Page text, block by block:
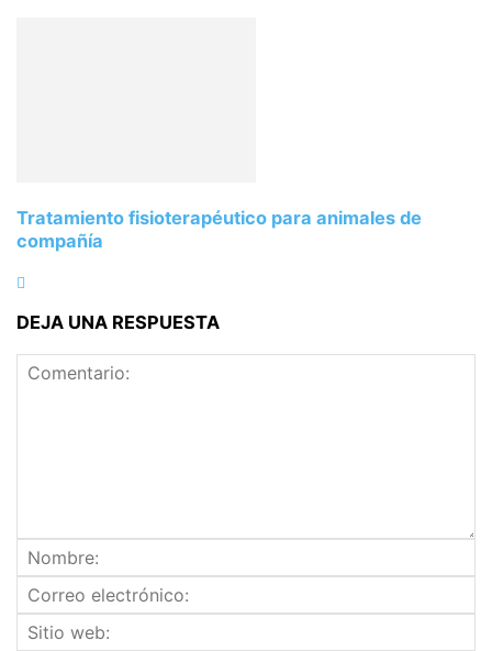
Tratamiento fisioterapéutico para animales de
compañía
DEJA UNA RESPUESTA